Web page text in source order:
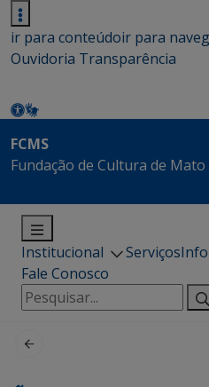
ir para conteúdoir para
Ouvidoria Transparência
FCMS
Fundação de Cultura de
Institucional Serviços
Fale Conosco
Pesquisar
por: